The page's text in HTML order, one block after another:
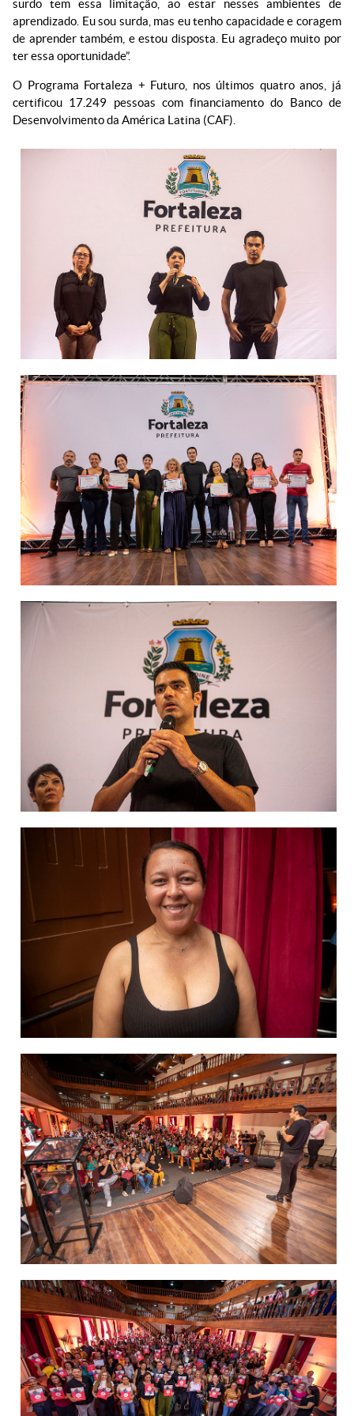
surdo tem essa limitação, ao estar nesses ambientes de
aprendizado. Eu sou surda, mas eu tenho capacidade e coragem
de aprender também, e estou disposta. Eu agradeço muito por
ter essa oportunidade”.
O Programa Fortaleza + Futuro, nos últimos quatro anos, já
certificou 17.249 pessoas com financiamento do Banco de
Desenvolvimento da América Latina (CAF).